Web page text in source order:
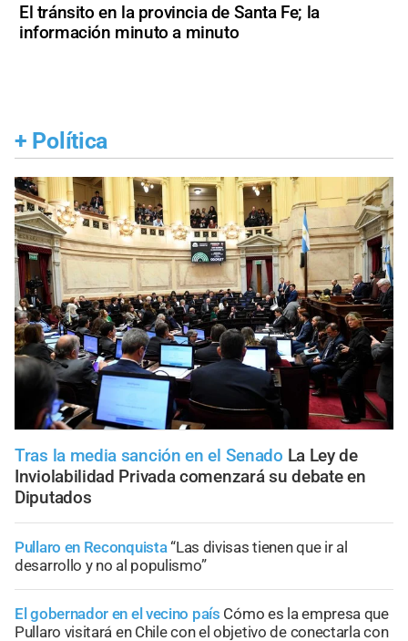
El tránsito en la provincia de Santa Fe; la
información minuto a minuto
+ Política
Tras la media sanción en el Senado La Ley de
Inviolabilidad Privada comenzará su debate en
Diputados
Pullaro en Reconquista“Las divisas tienen que ir al
desarrollo y no al populismo”
El gobernador en el vecino país Cómo es la empresa que
Pullaro visitará en Chile con el objetivo de conectarla con